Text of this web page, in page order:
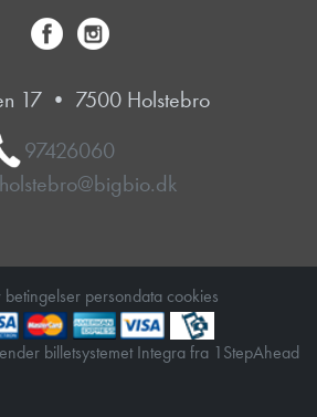
17 • 7500 Holstebro
97426060
betingelser persondatacookies
billetsystemet Integrafra 1StepAhead